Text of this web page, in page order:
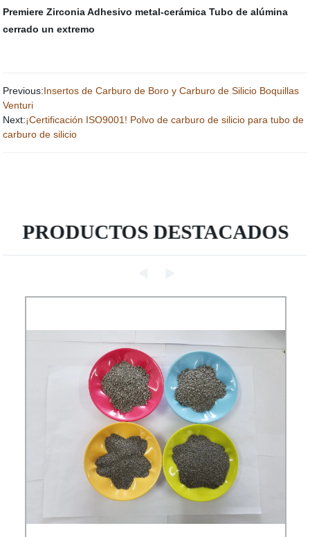
Premiere Zirconia Adhesivo metal-cerámica Tubo de alúmina
cerrado un extremo
Previous:Insertos de Carburo de Boro y Carburo de Silicio Boquillas
Venturi
Next:¡Certificación ISO9001! Polvo de carburo de silicio para tubo de
carburo de silicio
PRODUCTOS DESTACADOS